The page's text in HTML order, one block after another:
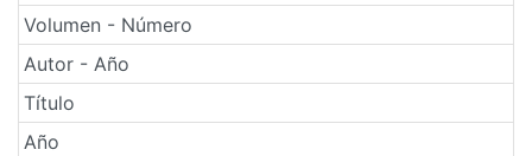
Volumen - Número
Autor - Año
Título
Año